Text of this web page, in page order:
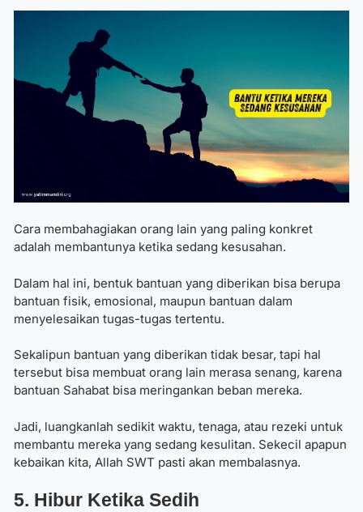
Cara membahagiakan orang lain yang paling konkret
adalah membantunya ketika sedang kesusahan.
Dalam hal ini, bentuk bantuan yang diberikan bisa berupa
bantuan fisik, emosional, maupun bantuan dalam
menyelesaikan tugas-tugas tertentu.
Sekalipun bantuan yang diberikan tidak besar, tapi hal
tersebut bisa membuat orang lain merasa senang, karena
bantuan Sahabat bisa meringankan beban mereka.
Jadi, luangkanlah sedikit waktu, tenaga, atau rezeki untuk
membantu mereka yang sedang kesulitan. Sekecil apapun
kebaikan kita, Allah SWT pasti akan membalasnya.
5. Hibur Ketika Sedih